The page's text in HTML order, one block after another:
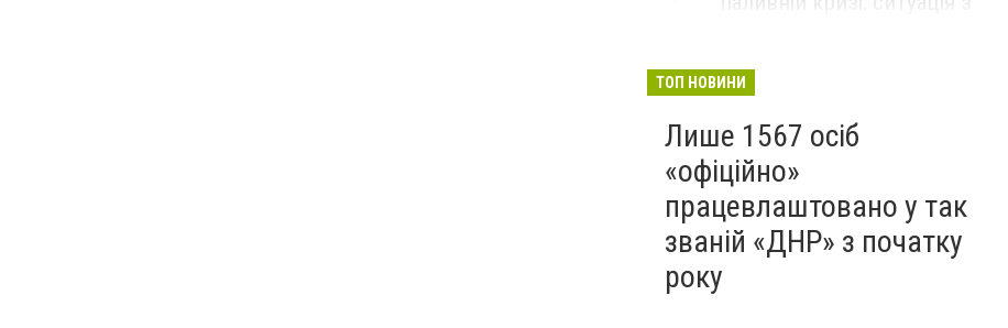
ТОП НОВИНИ
Лише 1567 осіб
«офіційно»
працевлаштовано у так
званій «ДНР» з початку
року